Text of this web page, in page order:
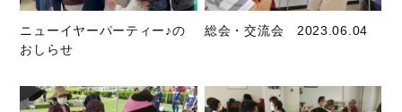
ニューイヤーパーティー♪の
おしらせ
総会・交流会 2023.06.04